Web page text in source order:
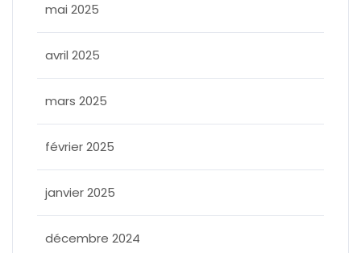
mai 2025
avril 2025
mars 2025
février 2025
janvier 2025
décembre 2024